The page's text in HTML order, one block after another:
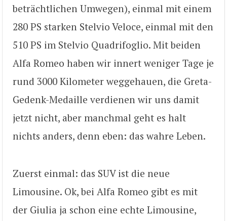
beträchtlichen Umwegen), einmal mit einem
280 PS starken Stelvio Veloce, einmal mit den
510 PS im Stelvio Quadrifoglio. Mit beiden
Alfa Romeo haben wir innert weniger Tage je
rund 3000 Kilometer weggehauen, die Greta-
Gedenk-Medaille verdienen wir uns damit
jetzt nicht, aber manchmal geht es halt
nichts anders, denn eben: das wahre Leben.
Zuerst einmal: das SUV ist die neue
Limousine. Ok, bei Alfa Romeo gibt es mit
der Giulia ja schon eine echte Limousine,